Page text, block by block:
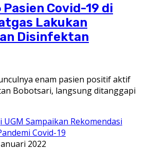
Covid-19 di
Lakukan
Disinfektan
enam pasien positif aktif
Bobotsari, langsung ditanggapi
2022